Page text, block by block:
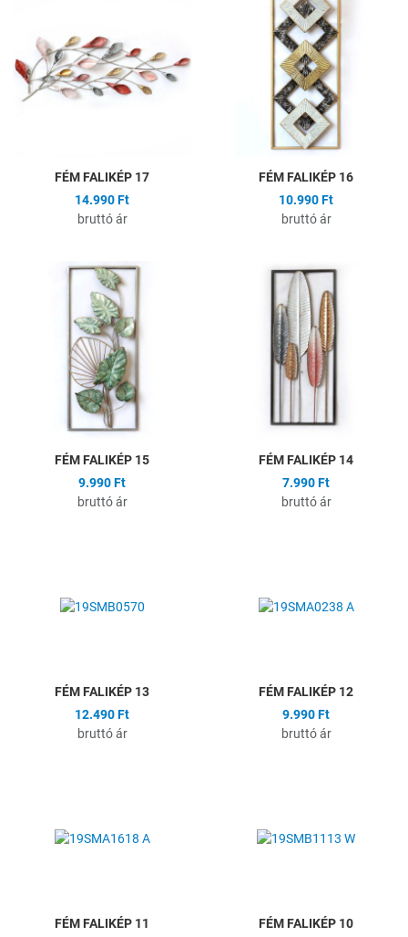
Összehasonlítás
FÉM FALIKÉP 17
14.990 Ft
bruttó ár
FÉM FALIKÉP 16
10.990 Ft
bruttó ár
Hozzáadás a kívánságlistához
Összehasonlítás
FÉM FALIKÉP 15
9.990 Ft
bruttó ár
FÉM FALIKÉP 14
7.990 Ft
bruttó ár
Összehasonlítás
FÉM FALIKÉP 13
12.490 Ft
bruttó ár
FÉM FALIKÉP 12
9.990 Ft
bruttó ár
Összehasonlítás
FÉM FALIKÉP 11
FÉM FALIKÉP 10